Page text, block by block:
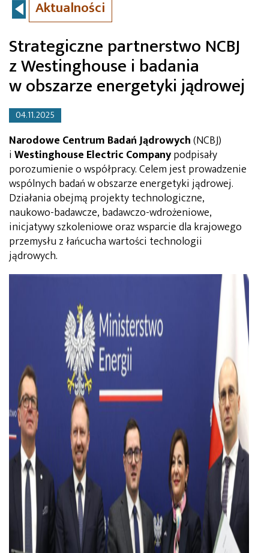
Aktualności
Strategiczne partnerstwo NCBJ
z Westinghouse i badania
w obszarze energetyki jądrowej
04.11.2025
Narodowe Centrum Badań Jądrowych(NCBJ)
i Westinghouse Electric Companypodpisały
porozumienie o współpracy. Celem jest prowadzenie
wspólnych badań w obszarze energetyki jądrowej.
Działania obejmą projekty technologiczne,
naukowo-badawcze, badawczo-wdrożeniowe,
inicjatywy szkoleniowe oraz wsparcie dla krajowego
przemysłu z łańcucha wartości technologii
jądrowych.